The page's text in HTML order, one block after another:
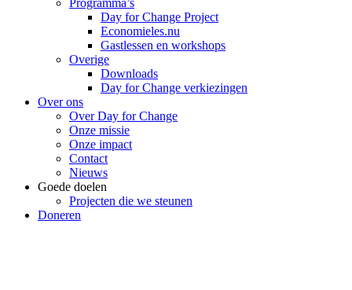
Programma’s
Day for Change Project
Economieles.nu
Gastlessen en workshops
Overige
Downloads
Day for Change verkiezingen
Over ons
Over Day for Change
Onze missie
Onze impact
Contact
Nieuws
Goede doelen
Projecten die we steunen
Doneren